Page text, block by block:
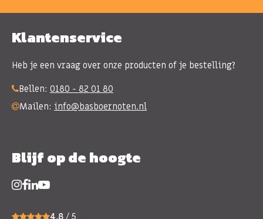
Klantenservice
Heb je een vraag over onze producten of je bestelling?
Bellen: 0180 - 82 01 80
Mailen: info@basboernoten.nl
Blijf op de hoogte
4,8 / 5